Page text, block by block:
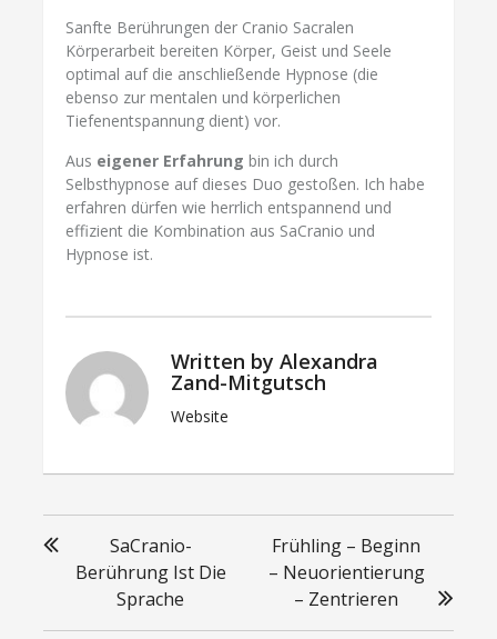
Sanfte Berührungen der Cranio Sacralen
Körperarbeit bereiten Körper, Geist und Seele
optimal auf die anschließende Hypnose (die
ebenso zur mentalen und körperlichen
Tiefenentspannung dient) vor.
Aus eigener Erfahrung bin ich durch
Selbsthypnose auf dieses Duo gestoßen. Ich habe
erfahren dürfen wie herrlich entspannend und
effizient die Kombination aus SaCranio und
Hypnose ist.
Written by Alexandra
Zand-Mitgutsch
Website
Beitragsnavigation
SaCranio-
Berührung Ist Die
Sprache
Frühling – Beginn
– Neuorientierung
– Zentrieren